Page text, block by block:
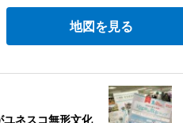
地図を見る
ユネスコ無形文化